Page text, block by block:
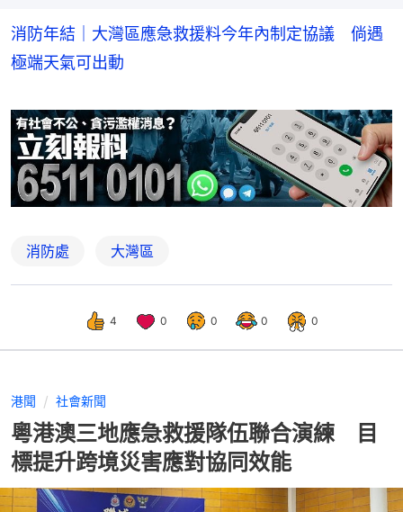
消防年結｜大灣區應急救援料今年內制定協議 倘遇
極端天氣可出動
消防處 大灣區
4 0 0 0 0
港聞 社會新聞
粵港澳三地應急救援隊伍聯合演練 目
標提升跨境災害應對協同效能